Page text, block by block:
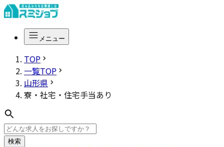
メニュー
TOP
一覧TOP
山形県
寮・社宅・住宅手当あり
検索